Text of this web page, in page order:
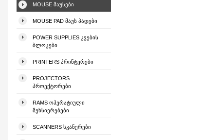
MOUSE ᲛᲐᲣᲡᲔᲑᲘ
MOUSE PAD ᲛᲐᲣᲡ ᲞᲐᲓᲔᲑᲘ
POWER SUPPLIES ᲙᲕᲔᲑᲘᲡ
ᲑᲚᲝᲙᲔᲑᲘ
PRINTERS ᲞᲠᲘᲜᲢᲔᲠᲔᲑᲘ
PROJECTORS
ᲞᲠᲝᲔᲥᲢᲝᲠᲔᲑᲘ
RAMS ᲝᲞᲔᲠᲐᲢᲘᲣᲚᲘ
ᲛᲔᲮᲡᲘᲔᲠᲔᲑᲔᲑᲘ
SCANNERS ᲡᲙᲐᲜᲔᲠᲔᲑᲘ